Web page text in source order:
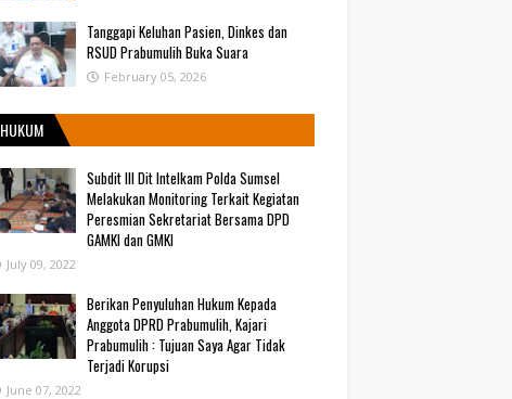
Tanggapi Keluhan Pasien, Dinkes dan
RSUD Prabumulih Buka Suara
February 05, 2026
HUKUM
Subdit III Dit Intelkam Polda Sumsel
Melakukan Monitoring Terkait Kegiatan
Peresmian Sekretariat Bersama DPD
GAMKI dan GMKI
July 09, 2022
Berikan Penyuluhan Hukum Kepada
Anggota DPRD Prabumulih, Kajari
Prabumulih : Tujuan Saya Agar Tidak
Terjadi Korupsi
June 07, 2022